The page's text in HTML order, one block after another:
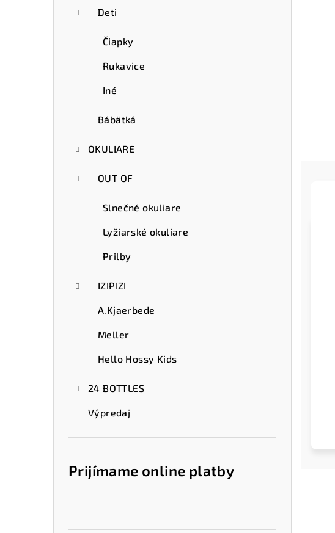
Deti
Čiapky
Rukavice
Iné
Bábätká
OKULIARE
OUT OF
Slnečné okuliare
Lyžiarské okuliare
Prilby
IZIPIZI
A.Kjaerbede
Meller
Hello Hossy Kids
24 BOTTLES
Výpredaj
Prijímame online platby